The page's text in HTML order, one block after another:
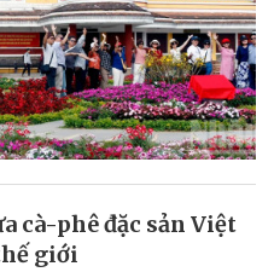
cà-phê đặc sản Việt
giới